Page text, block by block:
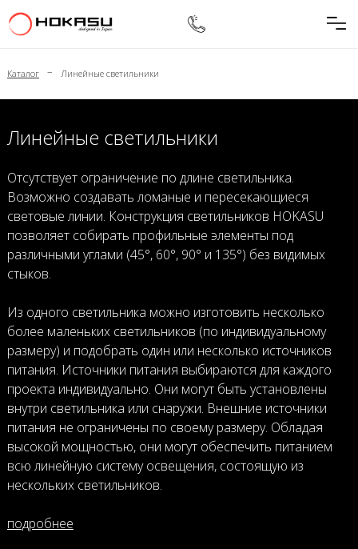
Каталог – Линейные светильники
Линейные светильники
Отсутствует ограничение по длине светильника.
Возможно создавать ломаные и пересекающиеся
световые линии. Конструкция светильников HOKASU
позволяет собирать профильные элементы под
различными углами (45°, 60°, 90° и 135°) без видимых
стыков.
Из одного светильника можно изготовить несколько
более маленьких светильников (по индивидуальному
размеру) и подобрать один или несколько источников
питания. Источники питания выбираются для каждого
проекта индивидуально. Они могут быть установлены
внутри светильника или снаружи. Внешние источники
питания не ограничены по своему размеру. Обладая
высокой мощностью, они могут обеспечить питанием
всю линейную систему освещения, состоящую из
нескольких светильников.
подробнее